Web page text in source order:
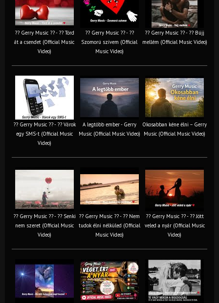
?? Gerry Music ?? - ?? Törd
át a csendet (Official Music
Video)
?? Gerry Music ?? - ??
Szomorú szívem (Official
Music Video)
?? Gerry Music ?? - ?? Bújj
mellém (Official Music Video)
?? Gerry Music ?? - ?? Várok
egy SMS-t (Official Music
Video)
A legtöbb ember - Gerry
Music (Official Music Video)
Okosabban kéne élni – Gerry
Music (Official Music Video)
?? Gerry Music ?? - ?? Senki
nem szeret (Official Music
Video)
?? Gerry Music ?? - ?? Nem
tudok élni nélküled (Official
Music Video)
?? Gerry Music ?? - ?? Jött
veled a nyár (Official Music
Video)